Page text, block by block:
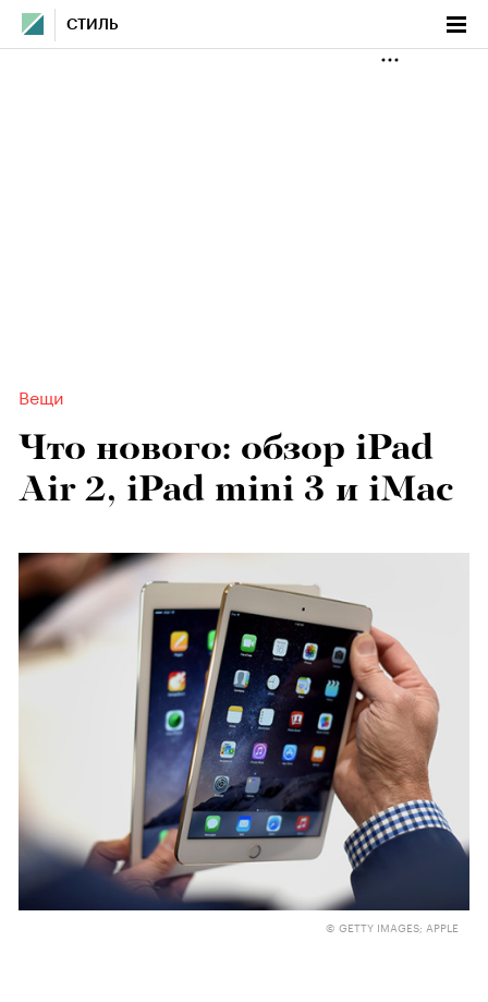
СТИЛЬ
Вещи
Что нового: обзор iPad
Air 2, iPad mini 3 и iMac
© GETTY IMAGES; APPLE